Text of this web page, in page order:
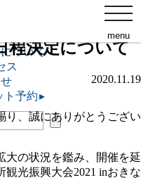
menu
約▸
ついて
ス
ト予約▸
興大会2021 inお
程決定について
2020.11.19
り、誠にありがとうござい
の状況を鑑み、開催を延
光振興大会2021 inおきな